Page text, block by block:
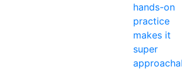
hands-on
practice
makes it
super